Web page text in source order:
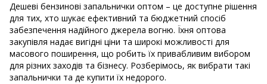
Дешеві бензинові запальнички оптом – це доступне рішення
для тих, хто шукає ефективний та бюджетний спосіб
забезпечення надійного джерела вогню. Їхня оптова
закупівля надає вигідні ціни та широкі можливості для
масового поширення, що робить їх привабливим вибором
для різних заходів та бізнесу. Розберімось, як вибрати такі
запальнички та де купити їх недорого.